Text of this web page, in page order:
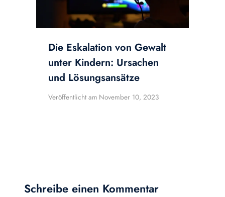
Die Eskalation von Gewalt
unter Kindern: Ursachen
und Lösungsansätze
Veröffentlicht am November 10, 2023
Schreibe einen Kommentar